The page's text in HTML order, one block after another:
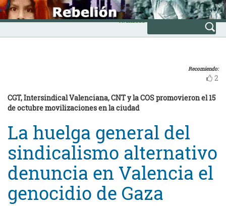
Skip
to
content
INICIO
Avanzada
Recomiendo:
2
CGT, Intersindical Valenciana, CNT y la COS promovieron el 15
de octubre movilizaciones en la ciudad
La huelga general del
sindicalismo alternativo
denuncia en Valencia el
genocidio de Gaza